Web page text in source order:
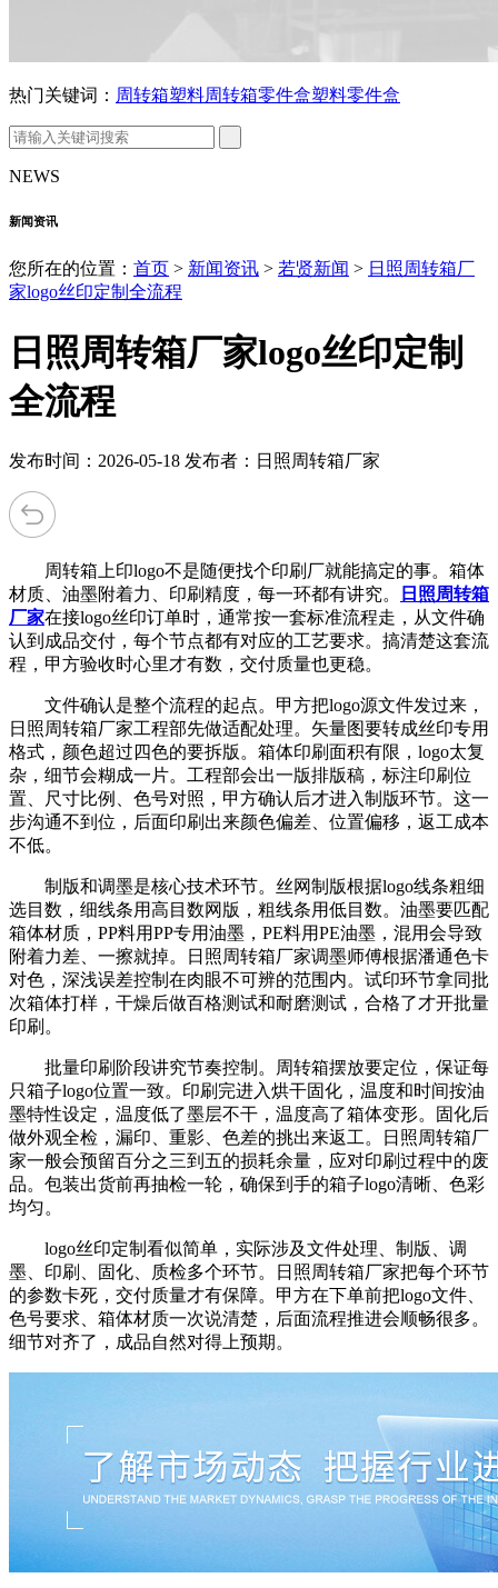
热门关键词： 周转箱塑料周转箱零件盒塑料零件盒
NEWS
新闻资讯
您所在的位置： 首页 > 新闻资讯 > 若贤新闻 > 日照周转箱厂
家logo丝印定制全流程
日照周转箱厂家logo丝印定制
全流程
发布时间：2026-05-18 发布者：日照周转箱厂家
周转箱上印logo不是随便找个印刷厂就能搞定的事。箱体
材质、油墨附着力、印刷精度，每一环都有讲究。
日照周转箱
厂家在接logo丝印订单时，通常按一套标准流程走，从文件确
认到成品交付，每个节点都有对应的工艺要求。搞清楚这套流
程，甲方验收时心里才有数，交付质量也更稳。
文件确认是整个流程的起点。甲方把logo源文件发过来，
日照周转箱厂家工程部先做适配处理。矢量图要转成丝印专用
格式，颜色超过四色的要拆版。箱体印刷面积有限，logo太复
杂，细节会糊成一片。工程部会出一版排版稿，标注印刷位
置、尺寸比例、色号对照，甲方确认后才进入制版环节。这一
步沟通不到位，后面印刷出来颜色偏差、位置偏移，返工成本
不低。
制版和调墨是核心技术环节。丝网制版根据logo线条粗细
选目数，细线条用高目数网版，粗线条用低目数。油墨要匹配
箱体材质，PP料用PP专用油墨，PE料用PE油墨，混用会导致
附着力差、一擦就掉。日照周转箱厂家调墨师傅根据潘通色卡
对色，深浅误差控制在肉眼不可辨的范围内。试印环节拿同批
次箱体打样，干燥后做百格测试和耐磨测试，合格了才开批量
印刷。
批量印刷阶段讲究节奏控制。周转箱摆放要定位，保证每
只箱子logo位置一致。印刷完进入烘干固化，温度和时间按油
墨特性设定，温度低了墨层不干，温度高了箱体变形。固化后
做外观全检，漏印、重影、色差的挑出来返工。日照周转箱厂
家一般会预留百分之三到五的损耗余量，应对印刷过程中的废
品。包装出货前再抽检一轮，确保到手的箱子logo清晰、色彩
均匀。
logo丝印定制看似简单，实际涉及文件处理、制版、调
墨、印刷、固化、质检多个环节。日照周转箱厂家把每个环节
的参数卡死，交付质量才有保障。甲方在下单前把logo文件、
色号要求、箱体材质一次说清楚，后面流程推进会顺畅很多。
细节对齐了，成品自然对得上预期。